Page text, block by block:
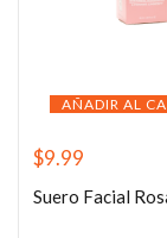
AÑADIR AL
$9.99